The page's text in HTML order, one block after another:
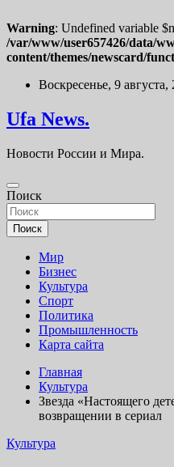
Warning: Undefined variable
/var/www/user657426/data/
content/themes/newscard/
Перейти
содержимому
Воскресенье, 9 августа,
Ufa News.
Новости России и Мира.
Поиск
Поиск
Мир
Бизнес
Культура
Спорт
Политика
Промышленность
Карта сайта
Главная
Культура
Звезда «Настоящего
возвращении в сериал
Культура